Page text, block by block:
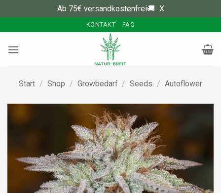
Ab 75€ versandkostenfrei🚚 X
Inhalt
springen
KONTAKT FAQ
Start / Shop / Growbedarf / Seeds / Autoflower